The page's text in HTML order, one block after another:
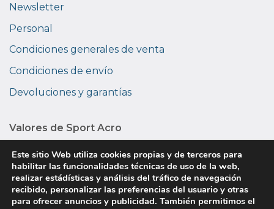
Newsletter
Personal
Condiciones generales de venta
Condiciones de envío
Devoluciones y garantías
Valores de Sport Acro
Privacidad
Sobre nosotros
Este sitio Web utiliza cookies propias y de terceros para
habilitar las funcionalidades técnicas de uso de la web,
realizar estádísticas y análisis del tráfico de navegación
recibido, personalizar las preferencias del usuario y otras
para ofrecer anuncios y publicidad. También permitimos el